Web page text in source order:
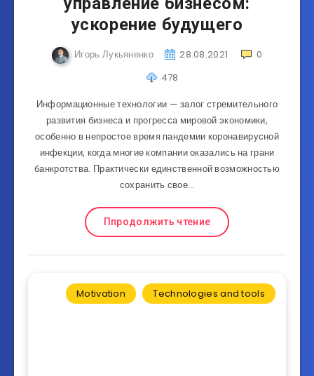
ускорение будущего
Игорь Лукьяненко 28.08.2021
0
478
Информационные технологии — залог стремительного
развития бизнеса и прогресса мировой экономики,
особенно в непростое время пандемии коронавирусной
инфекции, когда многие компании оказались на грани
банкротства. Практически единственной возможностью
сохранить свое…
Ппродолжить чтение
Motivation Technologies and tools